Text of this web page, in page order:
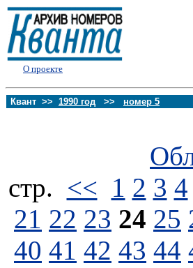
О проекте
Квант >> 1990 год >> номер 5
стp. << 1 2 3 4
21 22 23 24 25
40 41 42 43 44